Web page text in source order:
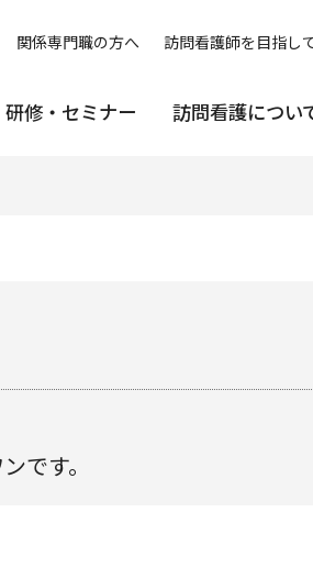
関係専門職の方へ 訪問看護師を目指し
研修・セミナー 訪問看護につい
です。